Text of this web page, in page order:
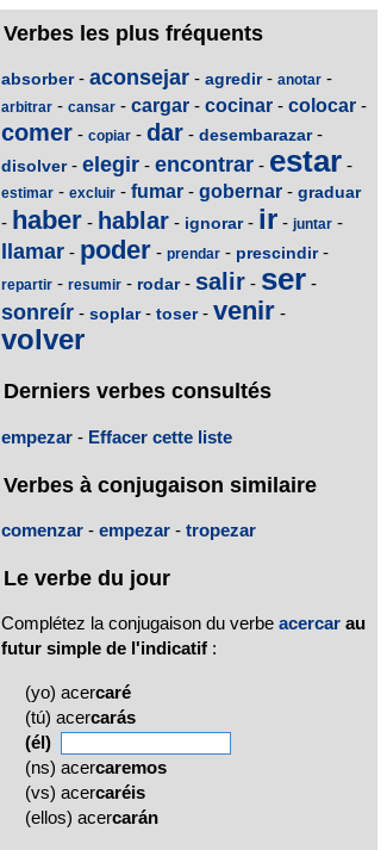
Verbes les plus fréquents
absorber- aconsejar - agredir- anotar -
arbitrar - cansar - cargar - cocinar - colocar -
comer - copiar - dar - desembarazar-
disolver- elegir - encontrar - estar -
estimar - excluir - fumar - gobernar - graduar
- haber - hablar - ignorar- ir - juntar -
llamar - poder - prendar - prescindir-
repartir - resumir - rodar- salir - ser -
sonreír - soplar- toser- venir -
volver
Derniers verbes consultés
empezar - Effacer cette liste
Verbes à conjugaison similaire
comenzar - empezar - tropezar
Le verbe du jour
Complétez la conjugaison du verbe acercar au
futur simple de l'indicatif :
(yo) acercaré
(tú) acercarás
(él)
(ns) acercaremos
(vs) acercaréis
(ellos) acercarán